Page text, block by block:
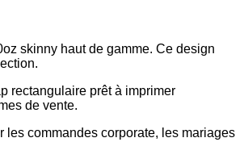
skinny haut de gamme. Ce design
rectangulaire prêt à imprimer
de vente.
commandes corporate, les mariages